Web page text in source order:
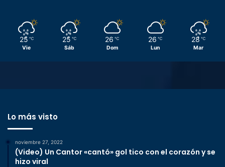
25 ℃
Vie
25 ℃
Sáb
26 ℃
Dom
26 ℃
Lun
28 ℃
Mar
Lo más visto
noviembre 27, 2022
(Video) Un Cantor «cantó» gol tico con el corazón y se
hizo viral